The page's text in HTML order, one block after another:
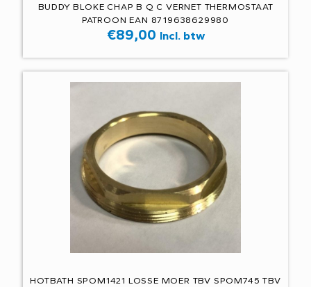
BUDDY BLOKE CHAP B Q C VERNET THERMOSTAAT
PATROON EAN 8719638629980
€89,00 Incl. btw
HOTBATH SPOM1421 LOSSE MOER TBV SPOM745 TBV